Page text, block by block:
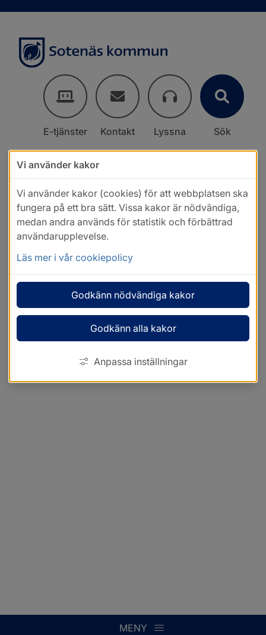
E-tjänster Kontakt Lyssna Sök
MENY
Vi använder kakor
Vi använder kakor (cookies) för att webbplatsen ska
fungera på ett bra sätt. Vissa kakor är nödvändiga,
medan andra används för statistik och förbättrad
användarupplevelse.
Läs mer i vår cookiepolicy
Godkänn nödvändiga kakor
Godkänn alla kakor
Anpassa inställningar